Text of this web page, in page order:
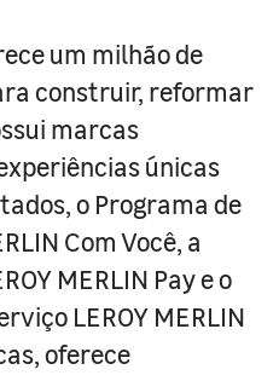
um milhão de
construir, reformar
marcas
únicas
o Programa de
Com Você, a
MERLIN Pay e o
LEROY MERLIN
oferece